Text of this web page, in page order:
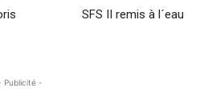
SFS II remis à l´eau
Publicité -